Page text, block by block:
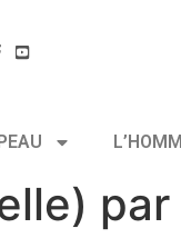
par